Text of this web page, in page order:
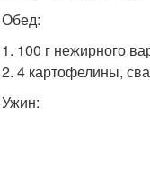
Обед:
1. 100 г нежирного
2. 4 картофелины,
Ужин: